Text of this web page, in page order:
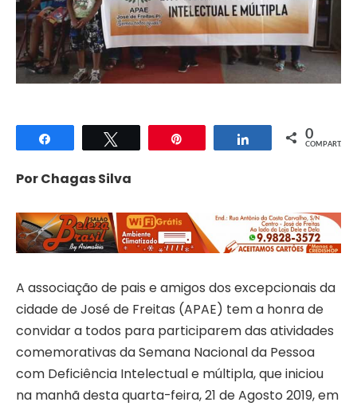
Compartilhar Compartilhar
0
COMPART.
Por Chagas Silva
A associação de pais e amigos dos excepcionais da
cidade de José de Freitas (APAE) tem a honra de
convidar a todos para participarem das atividades
comemorativas da Semana Nacional da Pessoa
com Deficiência Intelectual e múltipla, que iniciou
na manhã desta quarta-feira, 21 de Agosto 2019, em